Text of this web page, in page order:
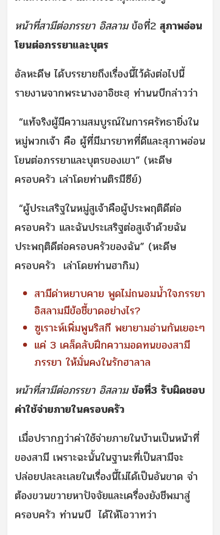
หน้าที่สามีต่อภรรยา อิสลาม ข้อที่2 สุภาพอ่อน
โยนต่อภรรยาและบุตร
อัลหะดีษ ได้บรรยายถึงเรื่องนี้ไว้ดังต่อไปนี้
รายงานจากพระนางอาอิชะฮฺ ท่านนบีกล่าวว่า
“แท้จริงผู้มีความสมบูรณ์ในการศรัทธายิ่งใน
หมู่พวกเจ้า คือ ผู้ที่มีมารยาทที่ดีและสุภาพอ่อน
โยนต่อภรรยาและบุตรของเขา” (หะดีษ
ครอบครัว เล่าโดยท่านติรมีซีย์)
“ผู้ประเสริฐในหมู่สูเจ้าคือผู้ประพฤติดีต่อ
ครอบครัว และฉันประเสริฐต่อสูเจ้าด้วยฉัน
ประพฤติดีต่อครอบครัวของฉัน” (หะดีษ
ครอบครัว เล่าโดยท่านฮากิม)
สามีด่าหยาบคาย พูดไม่ถนอมน้ำใจภรรยา
อิสลามมีข้อชี้ขาดอย่างไร?
ซูเราะห์เพิ่มพูนริสกี พยายามอ่านกันเยอะๆ
แค่ 3 เคล็ดลับฝึกความอดทนของสามี
ภรรยา ให้มั่นคงในรักฮาลาล
หน้าที่สามีต่อภรรยา อิสลามข้อที่3 รับผิดชอบ
ค่าใช้จ่ายภายในครอบครัว
เมื่อปรากฏว่าค่าใช้จ่ายภายในบ้านเป็นหน้าที่
ของสามี เพราะฉะนั้นในฐานะที่เป็นสามีจะ
ปล่อยปละละเลยในเรื่องนี้ไม่ได้เป็นอันขาด จำ
ต้องขวนขวายหาปัจจัยและเครื่องยังชีพมาสู่
ครอบครัว ท่านนบี ได้ให้โอวาทว่า